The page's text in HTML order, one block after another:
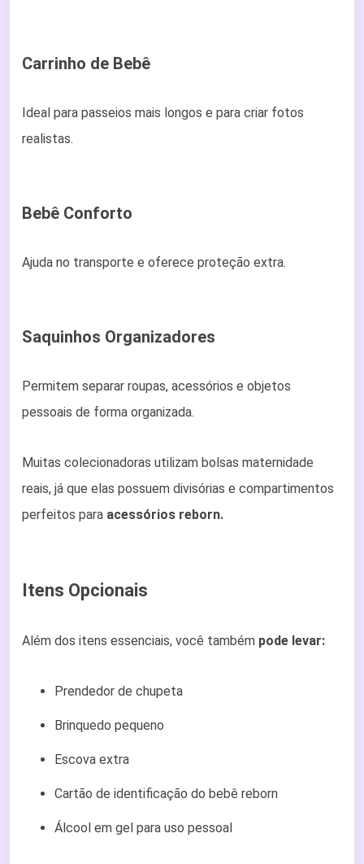
Carrinho de Bebê
Ideal para passeios mais longos e para criar fotos
realistas.
Bebê Conforto
Ajuda no transporte e oferece proteção extra.
Saquinhos Organizadores
Permitem separar roupas, acessórios e objetos
pessoais de forma organizada.
Muitas colecionadoras utilizam bolsas maternidade
reais, já que elas possuem divisórias e compartimentos
perfeitos para acessórios reborn.
Itens Opcionais
Além dos itens essenciais, você também pode levar:
Prendedor de chupeta
Brinquedo pequeno
Escova extra
Cartão de identificação do bebê reborn
Álcool em gel para uso pessoal